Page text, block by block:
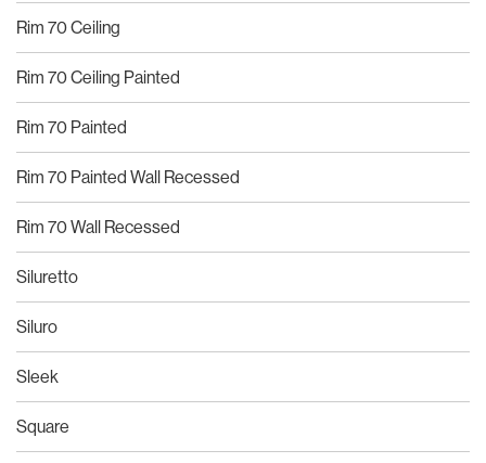
Rim 70 Ceiling
Rim 70 Ceiling Painted
Rim 70 Painted
Rim 70 Painted Wall Recessed
Rim 70 Wall Recessed
Siluretto
Siluro
Sleek
Square